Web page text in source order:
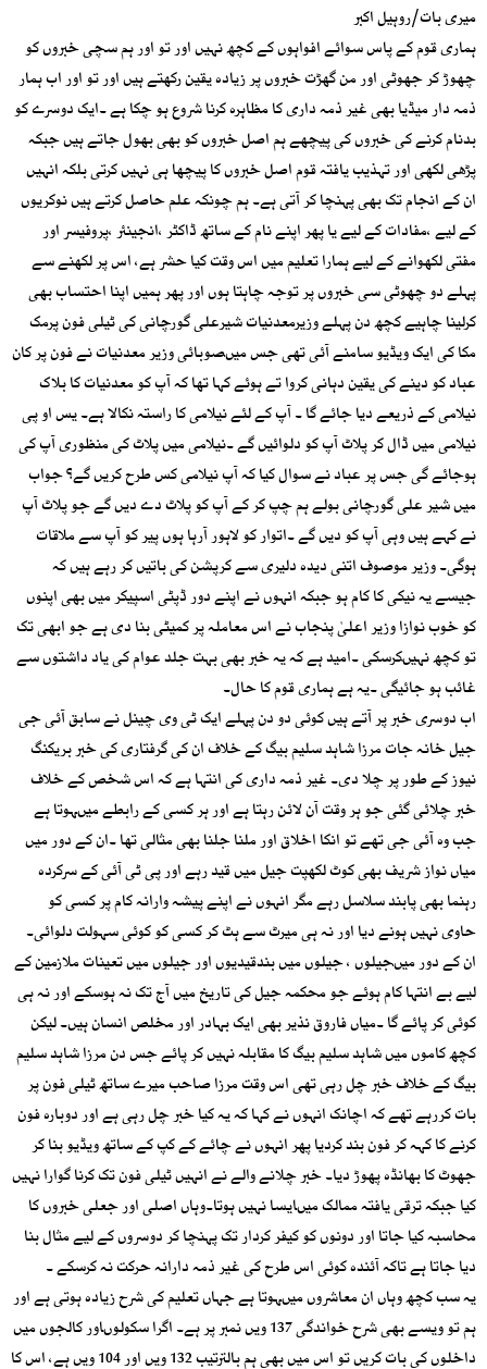
میری بات/روہیل اکبر
ہماری قوم کے پاس سوائے افواہوں کے کچھ نہیں اور تو اور ہم سچی خبروں کو
چھوڑ کر جھوٹی اور من گھڑت خبروں پر زیادہ یقین رکھتے ہیں اور تو اور اب ہمار
ذمہ دار میڈیا بھی غیر ذمہ داری کا مظاہرہ کرنا شروع ہو چکا ہے ۔ایک دوسرے کو
بدنام کرنے کی خبروں کی پیچھے ہم اصل خبروں کو بھی بھول جاتے ہیں جبکہ
پڑھی لکھی اور تہذیب یافتہ قوم اصل خبروں کا پیچھا ہی نہیں کرتی بلکہ انہیں
ان کے انجام تک بھی پہنچا کر آتی ہے۔ ہم چونکہ علم حاصل کرتے ہیں نوکریوں
کے لیے ،مفادات کے لیے یا پھر اپنے نام کے ساتھ ڈاکٹر ،انجینئر ،پروفیسر اور
مفتی لکھوانے کے لیے ہمارا تعلیم میں اس وقت کیا حشر ہے، اس پر لکھنے سے
پہلے دو چھوٹی سی خبروں پر توجہ چاہتا ہوں اور پھر ہمیں اپنا احتساب بھی
کرلینا چاہیے کچھ دن پہلے وزیرمعدنیات شیرعلی گورچانی کی ٹیلی فون پرمک
مکا کی ایک ویڈیو سامنے آئی تھی جس میںصوبائی وزیر معدنیات نے فون پر کان
عباد کو دینے کی یقین دہانی کروا تے ہوئے کہا تھا کہ آپ کو معدنیات کا بلاک
نیلامی کے ذریعے دیا جائے گا ۔ آپ کے لئے نیلامی کا راستہ نکالا ہے۔ یس او پی
نیلامی میں ڈال کر پلاٹ آپ کو دلوائیں گے ۔نیلامی میں پلاٹ کی منظوری آپ کی
ہوجائے گی جس پر عباد نے سوال کیا کہ آپ نیلامی کس طرح کریں گے؟ جواب
میں شیر علی گورچانی بولے ہم چپ کر کے آپ کو پلاٹ دے دیں گے جو پلاٹ آپ
نے کہے ہیں وہی آپ کو دیں گے ۔اتوار کو لاہور آرہا ہوں پیر کو آپ سے ملاقات
ہوگی۔ وزیر موصوف اتنی دیدہ دلیری سے کرپشن کی باتیں کر رہے ہیں کہ
جیسے یہ نیکی کا کام ہو جبکہ انہوں نے اپنے دور ڈپٹی اسپیکر میں بھی اپنوں
کو خوب نوازا وزیر اعلیٰ پنجاب نے اس معاملہ پر کمیٹی بنا دی ہے جو ابھی تک
تو کچھ نہیںکرسکی ۔امید ہے کہ یہ خبر بھی بہت جلد عوام کی یاد داشتوں سے
غائب ہو جائیگی ۔یہ ہے ہماری قوم کا حال۔
اب دوسری خبر پر آتے ہیں کوئی دو دن پہلے ایک ٹی وی چینل نے سابق آئی جی
جیل خانہ جات مرزا شاہد سلیم بیگ کے خلاف ان کی گرفتاری کی خبر بریکنگ
نیوز کے طور پر چلا دی۔ غیر ذمہ داری کی انتہا ہے کہ اس شخص کے خلاف
خبر چلائی گئی جو ہر وقت آن لائن رہتا ہے اور ہر کسی کے رابطے میںہوتا ہے
جب وہ آئی جی تھے تو انکا اخلاق اور ملنا جلنا بھی مثالی تھا ۔ان کے دور میں
میاں نواز شریف بھی کوٹ لکھپت جیل میں قید رہے اور پی ٹی آئی کے سرکردہ
رہنما بھی پابند سلاسل رہے مگر انہوں نے اپنے پیشہ وارانہ کام پر کسی کو
حاوی نہیں ہونے دیا اور نہ ہی میرٹ سے ہٹ کر کسی کو کوئی سہولت دلوائی۔
ان کے دور میںجیلوں ، جیلوں میں بندقیدیوں اور جیلوں میں تعینات ملازمین کے
لیے بے انتہا کام ہوئے جو محکمہ جیل کی تاریخ میں آج تک نہ ہوسکے اور نہ ہی
کوئی کر پائے گا ۔میاں فاروق نذیر بھی ایک بہادر اور مخلص انسان ہیں۔ لیکن
کچھ کاموں میں شاہد سلیم بیگ کا مقابلہ نہیں کر پائے جس دن مرزا شاہد سلیم
بیگ کے خلاف خبر چل رہی تھی اس وقت مرزا صاحب میرے ساتھ ٹیلی فون پر
بات کررہے تھے کہ اچانک انہوں نے کہا کہ یہ کیا خبر چل رہی ہے اور دوبارہ فون
کرنے کا کہہ کر فون بند کردیا پھر انہوں نے چائے کے کپ کے ساتھ ویڈیو بنا کر
جھوٹ کا بھانڈہ پھوڑ دیا۔ خبر چلانے والے نے انہیں ٹیلی فون تک کرنا گوارا نہیں
کیا جبکہ ترقی یافتہ ممالک میںایسا نہیں ہوتا۔وہاں اصلی اور جعلی خبروں کا
محاسبہ کیا جاتا اور دونوں کو کیفر کردار تک پہنچا کر دوسروں کے لیے مثال بنا
دیا جاتا ہے تاکہ آئندہ کوئی اس طرح کی غیر ذمہ دارانہ حرکت نہ کرسکے ۔
یہ سب کچھ وہاں ان معاشروں میںہوتا ہے جہاں تعلیم کی شرح زیادہ ہوتی ہے اور
ہم تو ویسے بھی شرح خواندگی 137 ویں نمبر پر ہے۔ اگرا سکولوںاور کالجوں میں
داخلوں کی بات کریں تو اس میں بھی ہم بالترتیب 132 ویں اور 104 ویں ہے، اس کا